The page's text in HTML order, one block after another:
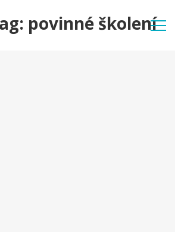
povinné školení